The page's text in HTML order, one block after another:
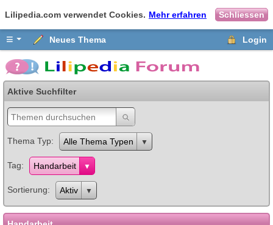
Lilipedia.com verwendet Cookies. Mehr erfahren Schliessen
≡ Neues Thema Login
Aktive Suchfilter
Thema Typ Alle Thema Typen
Tag Handarbeit
Sortierung Aktiv